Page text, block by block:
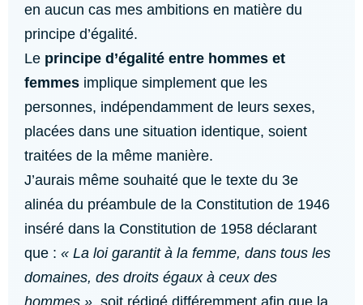
en aucun cas mes ambitions en matière du
principe d’égalité.
Le principe d’égalité entre hommes et
femmes implique simplement que les
personnes, indépendamment de leurs sexes,
placées dans une situation identique, soient
traitées de la même manière.
J’aurais même souhaité que le texte du 3e
alinéa du préambule de la Constitution de 1946
inséré dans la Constitution de 1958 déclarant
que : « La loi garantit à la femme, dans tous les
domaines, des droits égaux à ceux des
hommes », soit rédigé différemment afin que la